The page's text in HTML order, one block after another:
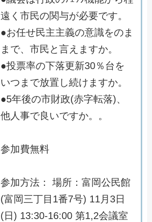
遠 く 市民の関与が必要です。
●お任せ民主主義の意識をの ま
ま で、 市民 と言え ま すか。
●投票率の下落更新30％ 台を
いつ ま で放置 し続け ま すか。
●5年後の市財政(赤字転落)、
他人事で良いですか。 。
参加費無料
参加方法 ： 場所 ： 富 岡公民館
(富 岡三丁目 1番7号) 11 月 3日
(日 ) 13:30-16:00 第1,2会議室